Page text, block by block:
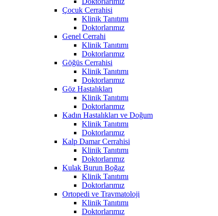
Çocuk Cerrahisi
Klinik Tanıtımı
Doktorlarımız
Genel Cerrahi
Klinik Tanıtımı
Doktorlarımız
Göğüs Cerrahisi
Klinik Tanıtımı
Doktorlarımız
Göz Hastalıkları
Klinik Tanıtımı
Doktorlarımız
Kadın Hastalıkları ve Doğum
Klinik Tanıtımı
Doktorlarımız
Kalp Damar Cerrahisi
Klinik Tanıtımı
Doktorlarımız
Kulak Burun Boğaz
Klinik Tanıtımı
Doktorlarımız
Ortopedi ve Travmatoloji
Klinik Tanıtımı
Doktorlarımız